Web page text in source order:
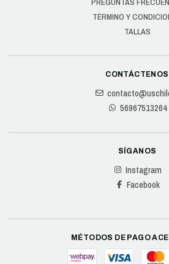
TÉRMINO Y
TALLAS
CONTÁCTENOS
56967513264
SÍGANOS
Instagram
Facebook
MÉTODOS DE PAGO